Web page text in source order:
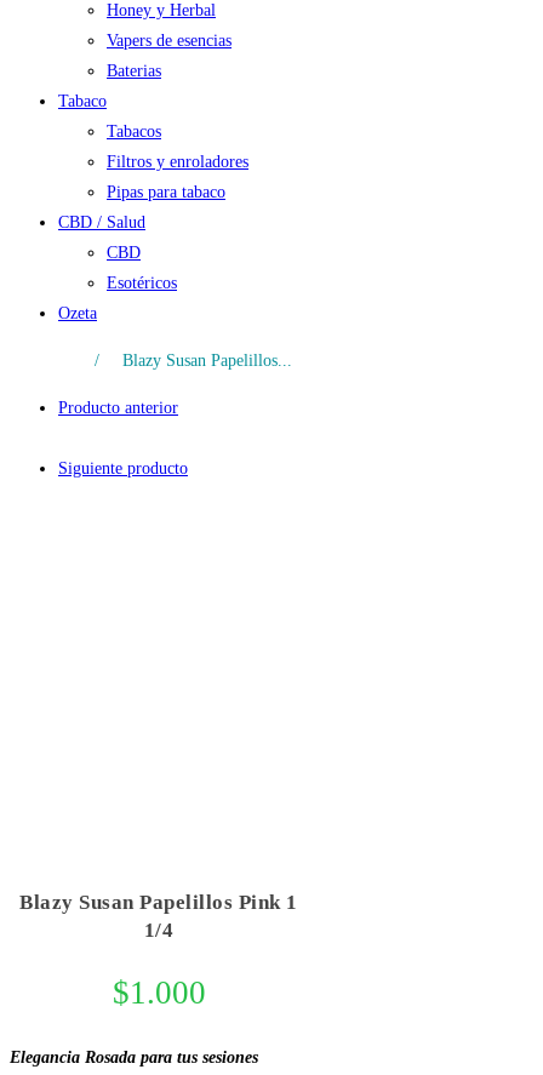
Honey y Herbal
Vapers de esencias
Baterias
Tabaco
Tabacos
Filtros y enroladores
Pipas para tabaco
CBD / Salud
CBD
Esotéricos
Ozeta
/ Blazy Susan Papelillos...
Producto anterior
Siguiente producto
Blazy Susan Papelillos Pink 1
1/4
$1.000
Elegancia Rosada para tus sesiones